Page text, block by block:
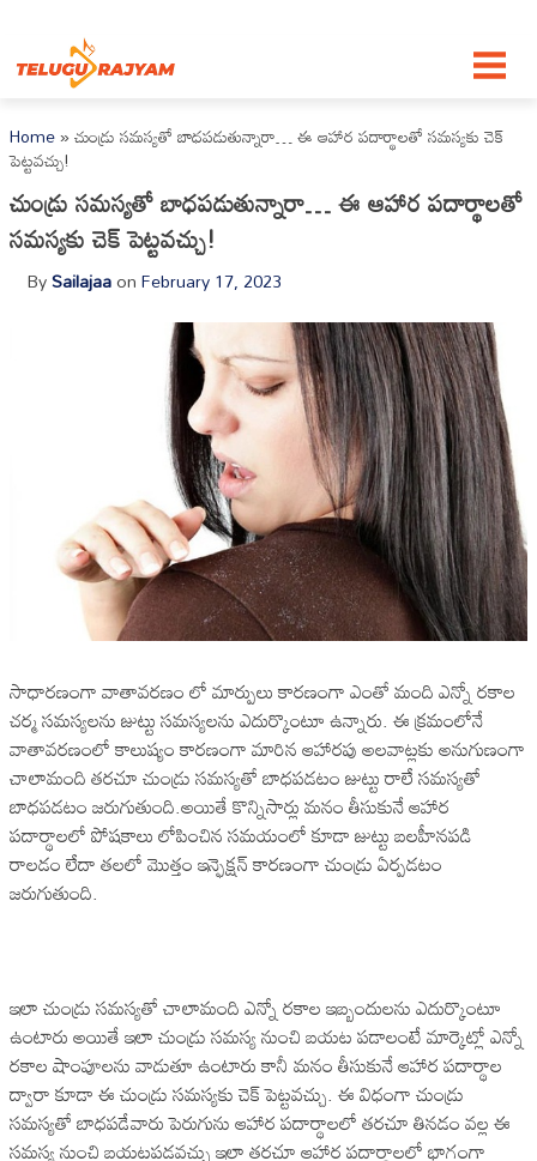
Home»చుండ్రు సమస్యతో బాధపడుతున్నారా… ఈ ఆహార పదార్థాలతో సమస్యకు చెక్
పెట్టవచ్చు!
చుండ్రు సమస్యతో బాధపడుతున్నారా… ఈ ఆహార పదార్థాలతో
సమస్యకు చెక్ పెట్టవచ్చు!
BySailajaaonFebruary 17, 2023
సాధారణంగా వాతావరణం లో మార్పులు కారణంగా ఎంతో మంది ఎన్నో రకాల
చర్మ సమస్యలను జుట్టు సమస్యలను ఎదుర్కొంటూ ఉన్నారు. ఈ క్రమంలోనే
వాతావరణంలో కాలుష్యం కారణంగా మారిన ఆహారపు అలవాట్లకు అనుగుణంగా
చాలామంది తరచూ చుండ్రు సమస్యతో బాధపడటం జుట్టు రాలే సమస్యతో
బాధపడటం జరుగుతుంది.అయితే కొన్నిసార్లు మనం తీసుకునే ఆహార
పదార్థాలలో పోషకాలు లోపించిన సమయంలో కూడా జుట్టు బలహీనపడి
రాలడం లేదా తలలో మొత్తం ఇన్ఫెక్షన్ కారణంగా చుండ్రు ఏర్పడటం
జరుగుతుంది.
ఇలా చుండ్రు సమస్యతో చాలామంది ఎన్నో రకాల ఇబ్బందులను ఎదుర్కొంటూ
ఉంటారు అయితే ఇలా చుండ్రు సమస్య నుంచి బయట పడాలంటే మార్కెట్లో ఎన్నో
రకాల షాంపూలను వాడుతూ ఉంటారు కానీ మనం తీసుకునే ఆహార పదార్థాల
ద్వారా కూడా ఈ చుండ్రు సమస్యకు చెక్ పెట్టవచ్చు. ఈ విధంగా చుండ్రు
సమస్యతో బాధపడేవారు పెరుగును ఆహార పదార్థాలలో తరచూ తినడం వల్ల ఈ
సమస్య నుంచి బయటపడవచ్చు ఇలా తరచూ ఆహార పదార్థాలలో భాగంగా